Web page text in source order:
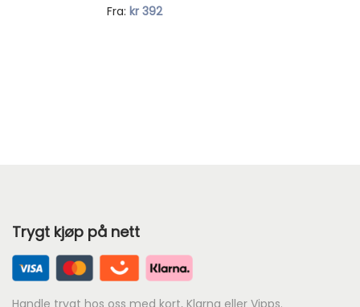
Fra:kr 392
Trygt kjøp på nett
Handle trygt hos oss med kort, Klarna eller Vipps.